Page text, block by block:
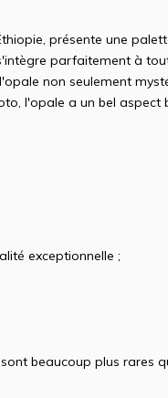
présente une
parfaitement à
non seulement
l'opale a un bel aspect
exceptionnelle ;
beaucoup plus rares